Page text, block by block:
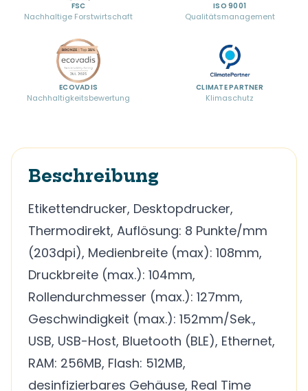
FSC
Nachhaltige Forstwirtschaft
ISO 9001
Qualitätsmanagement
ECOVADIS
Nachhaltigkeitsbewertung
CLIMATE PARTNER
Klimaschutz
Beschreibung
Etikettendrucker, Desktopdrucker,
Thermodirekt, Auflösung: 8 Punkte/mm
(203dpi), Medienbreite (max): 108mm,
Druckbreite (max.): 104mm,
Rollendurchmesser (max.): 127mm,
Geschwindigkeit (max.): 152mm/Sek.,
USB, USB-Host, Bluetooth (BLE), Ethernet,
RAM: 256MB, Flash: 512MB,
desinfizierbares Gehäuse, Real Time